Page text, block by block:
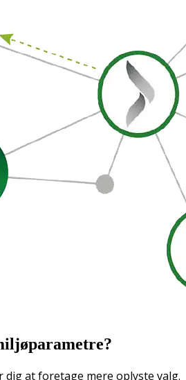
dig at foretage mere oplyste valg.